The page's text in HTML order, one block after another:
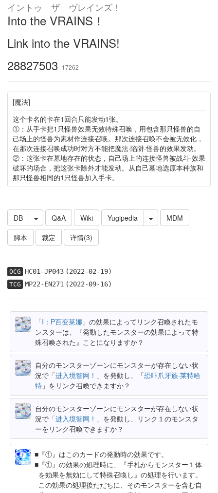
イントゥ ザ ヴレインズ！
Into the VRAINS！
Link into the VRAINS!
28827503 17262
[魔法]
这个卡名的卡在1回合只能发动1张。
①：从手卡把1只怪兽效果无效特殊召唤，用包含那只怪兽的自
己场上的怪兽为素材作连接召唤。那次连接召唤不会被无效化，
在那次连接召唤成功时对方不能把魔法·陷阱·怪兽的效果发动。
②：这张卡在墓地存在的状态，自己场上的连接怪兽被战斗·效果
破坏的场合，把这张卡除外才能发动。从自己墓地选原本种族和
那只怪兽相同的1只怪兽加入手卡。
DB Q&A Wiki Yugipedia
MDM
脚本
裁定 详情(3)
OCG HC01-JP043(2022-02-19)
TCG MP22-EN271(2022-09-16)
「I：P百变莱娜 」の効果によってリンク召喚されたモ
ンスターは、『発動したモンスターの効果によって特
殊召喚された』ことになりますか？
自分のモンスターゾーンにモンスターが存在しない状
況で「进入境智网！ 」を発動し、「恐吓爪牙族·莱特哈
特 」をリンク召喚できますか？
自分のモンスターゾーンにモンスターが存在しない状
況で「进入境智网！ 」を発動し、リンク１のモンスタ
ーをリンク召喚できますか？
『①』はこのカードの発動時の効果です。
『①』の効果の処理時に、『手札からモンスター１体
を効果を無効にして特殊召喚し』の処理を行います。
この効果の処理後ただちに、そのモンスターを含む自